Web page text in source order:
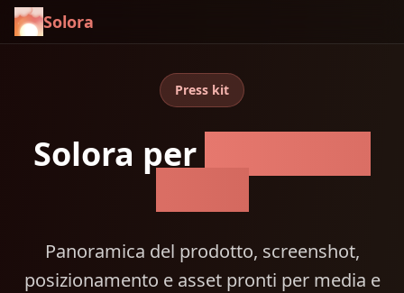
Solora
Press kit
Solora per
Panoramica del prodotto, screenshot,
posizionamento e asset pronti per media e